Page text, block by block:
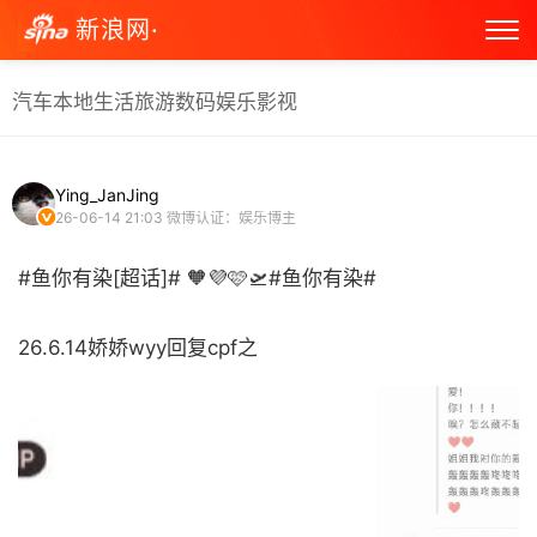
新浪网·
汽车本地生活旅游数码娱乐影视
Ying_JanJing
26-06-14 21:03 微博认证：娱乐博主
#鱼你有染[超话]# 🧡💜🩷🛫#鱼你有染#
26.6.14娇娇wyy回复cpf之 ​